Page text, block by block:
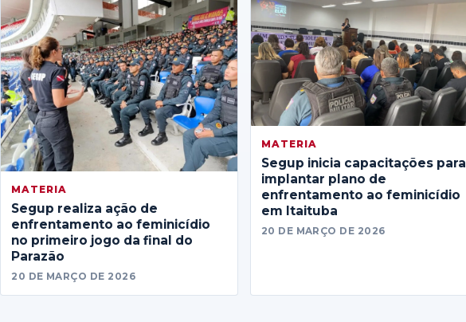
MATERIA
Segup realiza ação de
enfrentamento ao feminicídio
no primeiro jogo da final do
Parazão
20 DE MARÇO DE 2026
MATERIA
Segup inicia capacitações para
implantar plano de
enfrentamento ao feminicídio
em Itaituba
20 DE MARÇO DE 2026